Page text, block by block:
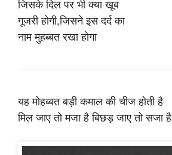
जिसके दिल पर भी क्या खूब
गूजरी होगी,जिसने इस दर्द का
नाम मुहब्बत रखा होगा
यह मोहब्बत बड़ी कमाल की चीज होती है
मिल जाए तो मजा है बिछड़ जाए तो सजा है